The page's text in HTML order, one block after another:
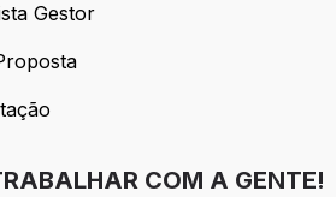
Gestor
Gestor
Proposta
COM A GENTE!